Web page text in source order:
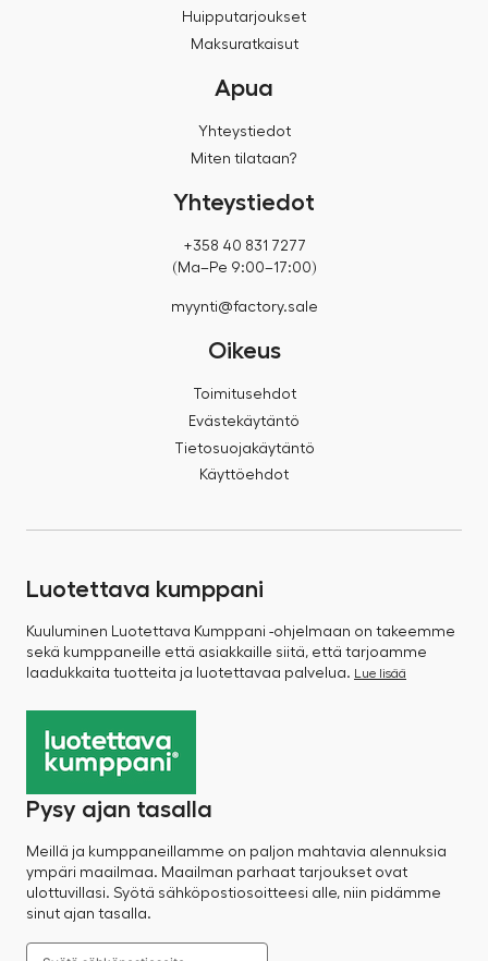
Huipputarjoukset
Maksuratkaisut
Apua
Yhteystiedot
Miten tilataan?
Yhteystiedot
+358 40 831 7277
(Ma–Pe 9:00–17:00)
myynti@factory.sale
Oikeus
Toimitusehdot
Evästekäytäntö
Tietosuojakäytäntö
Käyttöehdot
Luotettava kumppani
Kuuluminen Luotettava Kumppani -ohjelmaan on takeemme
sekä kumppaneille että asiakkaille siitä, että tarjoamme
laadukkaita tuotteita ja luotettavaa palvelua.
Lue lisää
Pysy ajan tasalla
Meillä ja kumppaneillamme on paljon mahtavia alennuksia
ympäri maailmaa. Maailman parhaat tarjoukset ovat
ulottuvillasi. Syötä sähköpostiosoitteesi alle, niin pidämme
sinut ajan tasalla.